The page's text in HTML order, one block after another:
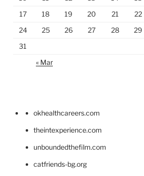
17
18 19 20 21 22
24
25 26 27 28 29
31
« Mar
okhealthcareers.com
theintexperience.com
unboundedthefilm.com
catfriends-bg.org